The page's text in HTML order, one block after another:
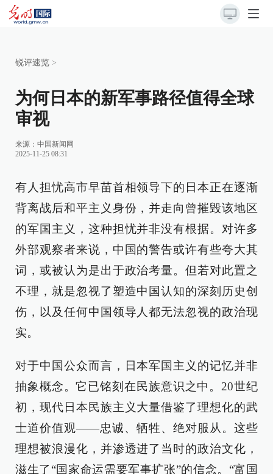
锐评速览 >
为何日本的新军事路径值得全球
审视
来源： 中国新闻网
2025-11-25 08:31
有人担忧高市早苗首相领导下的日本正在逐渐
背离战后和平主义身份，并走向曾摧毁该地区
的军国主义，这种担忧并非没有根据。对许多
外部观察者来说，中国的警告或许有些夸大其
词，或被认为是出于政治考量。但若对此置之
不理，就是忽视了塑造中国认知的深刻历史创
伤，以及任何中国领导人都无法忽视的政治现
实。
对于中国公众而言，日本军国主义的记忆并非
抽象概念。它已铭刻在民族意识之中。20世纪
初，现代日本民族主义大量借鉴了理想化的武
士道价值观——忠诚、牺牲、绝对服从。这些
理想被浪漫化，并渗透进了当时的政治文化，
滋生了“国家命运需要军事扩张”的信念。“富国